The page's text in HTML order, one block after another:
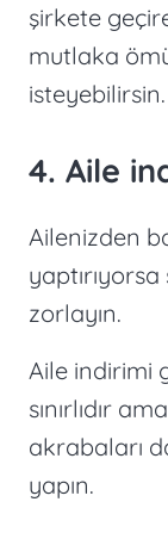
şirkete
mutlaka
isteyebilirsin.
4. Aile
Ailenizden
zorlayın.
Aile indirimi
sınırlıdır
akrabaları
yapın.